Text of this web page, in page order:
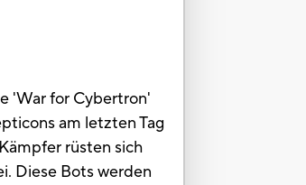
'War for Cybertron'
am letzten Tag
rüsten sich
Diese Bots werden